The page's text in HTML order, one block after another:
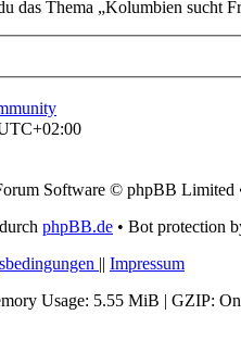
das Thema „Kolumbien sucht
Software © phpBB Limited
phpBB.de • Bot protection
|| Impressum
Usage: 5.55 MiB | GZIP: On